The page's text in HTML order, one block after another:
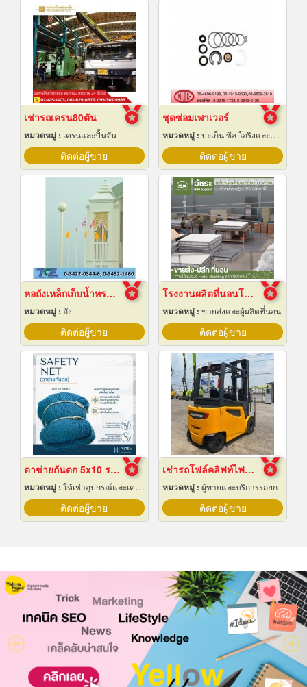
เช่ารถเครน80ตัน
หมวดหมู่ : เครนและปั้นจั่น
ติดต่อผู้ขาย
ชุดซ่อมเพาเวอร์
หมวดหมู่ : ปะเก็น ซีล โอริงและออยซีล
ติดต่อผู้ขาย
หอถังเหล็กเก็บน้ำทรงกลม
หมวดหมู่ : ถัง
ติดต่อผู้ขาย
โรงงานผลิตที่นอนโรงแรม
หมวดหมู่ : ขายส่งและผู้ผลิตที่นอน
ติดต่อผู้ขาย
ตาข่ายกันตก 5x10 ราคาถูก
หมวดหมู่ : ให้เช่าอุปกรณ์และเครื่องใช้สำหรับผู้รับเหมาก่อสร้าง
ติดต่อผู้ขาย
เช่ารถโฟล์คลิฟท์ไฟฟ้า สมุทรปราการ
หมวดหมู่ : ผู้ขายและบริการรถยก
ติดต่อผู้ขาย